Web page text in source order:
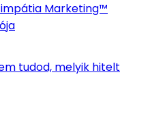
Marketing™
tudod, melyik hitelt